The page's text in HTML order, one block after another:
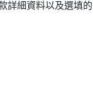
細資料以及選填